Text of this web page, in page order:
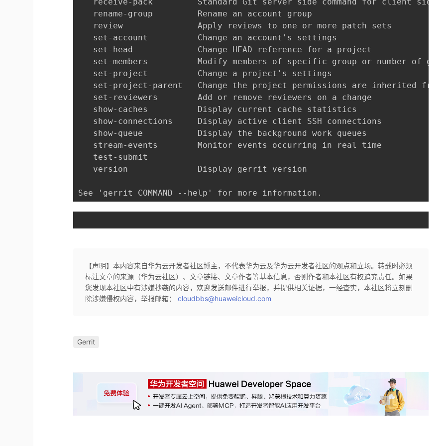
rename-group         Rename an account group
review               Apply reviews to one or more patch sets
set-account          Change an account's settings
set-head             Change HEAD reference for a project
set-members          Modify members of specific group or number of
set-project          Change a project's settings
set-project-parent   Change the project permissions are inherited from
set-reviewers        Add or remove reviewers on a change
show-caches          Display current cache statistics
show-connections     Display active client SSH connections
show-queue           Display the background work queues
stream-events        Monitor events occurring in real time
test-submit
version              Display gerrit version
See 'gerrit COMMAND --help' for more information.
【声明】本内容来自华为云开发者社区博主，不代表华为云及华为云开发者社区的观点和立场。转载时必须
标注文章的来源（华为云社区）、文章链接、文章作者等基本信息，否则作者和本社区有权追究责任。如果
您发现本社区中有涉嫌抄袭的内容，欢迎发送邮件进行举报，并提供相关证据，一经查实，本社区将立刻删
除涉嫌侵权内容，举报邮箱：cloudbbs@huaweicloud.com
Gerrit